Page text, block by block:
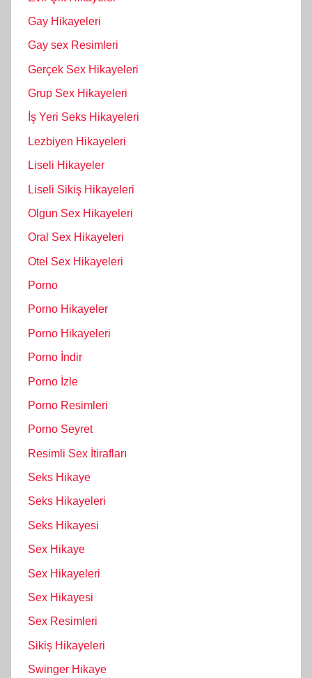
Gay Hikayeleri
Gay sex Resimleri
Gerçek Sex Hikayeleri
Grup Sex Hikayeleri
İş Yeri Seks Hikayeleri
Lezbiyen Hikayeleri
Liseli Hikayeler
Liseli Sikiş Hikayeleri
Olgun Sex Hikayeleri
Oral Sex Hikayeleri
Otel Sex Hikayeleri
Porno
Porno Hikayeler
Porno Hikayeleri
Porno İndir
Porno İzle
Porno Resimleri
Porno Seyret
Resimli Sex İtirafları
Seks Hikaye
Seks Hikayeleri
Seks Hikayesi
Sex Hikaye
Sex Hikayeleri
Sex Hikayesi
Sex Resimleri
Sikiş Hikayeleri
Swinger Hikaye